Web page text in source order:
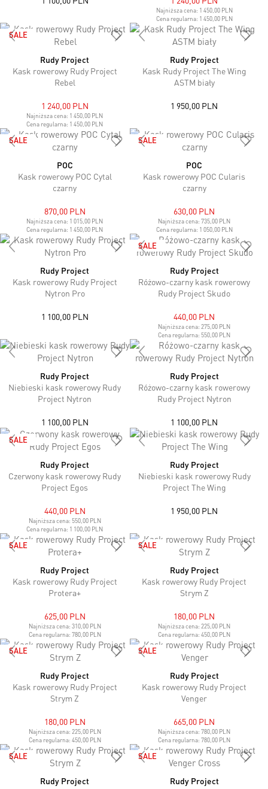
Najniższa cena: 1 450,00 PLN
Cena regularna: 1 450,00 PLN
SALE
Rudy Project
Kask rowerowy Rudy Project
Rebel
1 240,00 PLN
Najniższa cena: 1 450,00 PLN
Cena regularna: 1 450,00 PLN
Rudy Project
Kask Rudy Project The Wing
ASTM biały
1 950,00 PLN
SALE
POC
Kask rowerowy POC Cytal
czarny
870,00 PLN
Najniższa cena: 1 015,00 PLN
Cena regularna: 1 450,00 PLN
SALE
POC
Kask rowerowy POC Cularis
czarny
630,00 PLN
Najniższa cena:735,00 PLN
Cena regularna: 1 050,00 PLN
Rudy Project
Kask rowerowy Rudy Project
Nytron Pro
1 100,00 PLN
SALE
Rudy Project
Różowo-czarny kask rowerowy
Rudy Project Skudo
440,00 PLN
Najniższa cena:275,00 PLN
Cena regularna: 550,00 PLN
Rudy Project
Niebieski kask rowerowy Rudy
Project Nytron
1 100,00 PLN
Rudy Project
Różowo-czarny kask rowerowy
Rudy Project Nytron
1 100,00 PLN
SALE
Rudy Project
Czerwony kask rowerowy Rudy
Project Egos
440,00 PLN
Najniższa cena: 550,00 PLN
Cena regularna: 1 100,00 PLN
Rudy Project
Niebieski kask rowerowy Rudy
Project The Wing
1 950,00 PLN
SALE
Rudy Project
Kask rowerowy Rudy Project
Protera+
625,00 PLN
Najniższa cena: 310,00 PLN
Cena regularna: 780,00 PLN
SALE
Rudy Project
Kask rowerowy Rudy Project
Strym Z
180,00 PLN
Najniższa cena:225,00 PLN
Cena regularna:450,00 PLN
SALE
Rudy Project
Kask rowerowy Rudy Project
Strym Z
180,00 PLN
Najniższa cena: 225,00 PLN
Cena regularna: 450,00 PLN
SALE
Rudy Project
Kask rowerowy Rudy Project
Venger
665,00 PLN
Najniższa cena:780,00 PLN
Cena regularna:780,00 PLN
SALE
Rudy Project
SALE
Rudy Project